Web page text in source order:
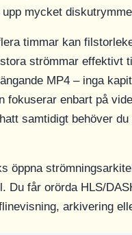
mycket
timmar kan
strömmar effektivt
MP4 – inga
fokuserar enbart på
samtidigt behöver
öppna
Du får orörda HLS/
arkivering